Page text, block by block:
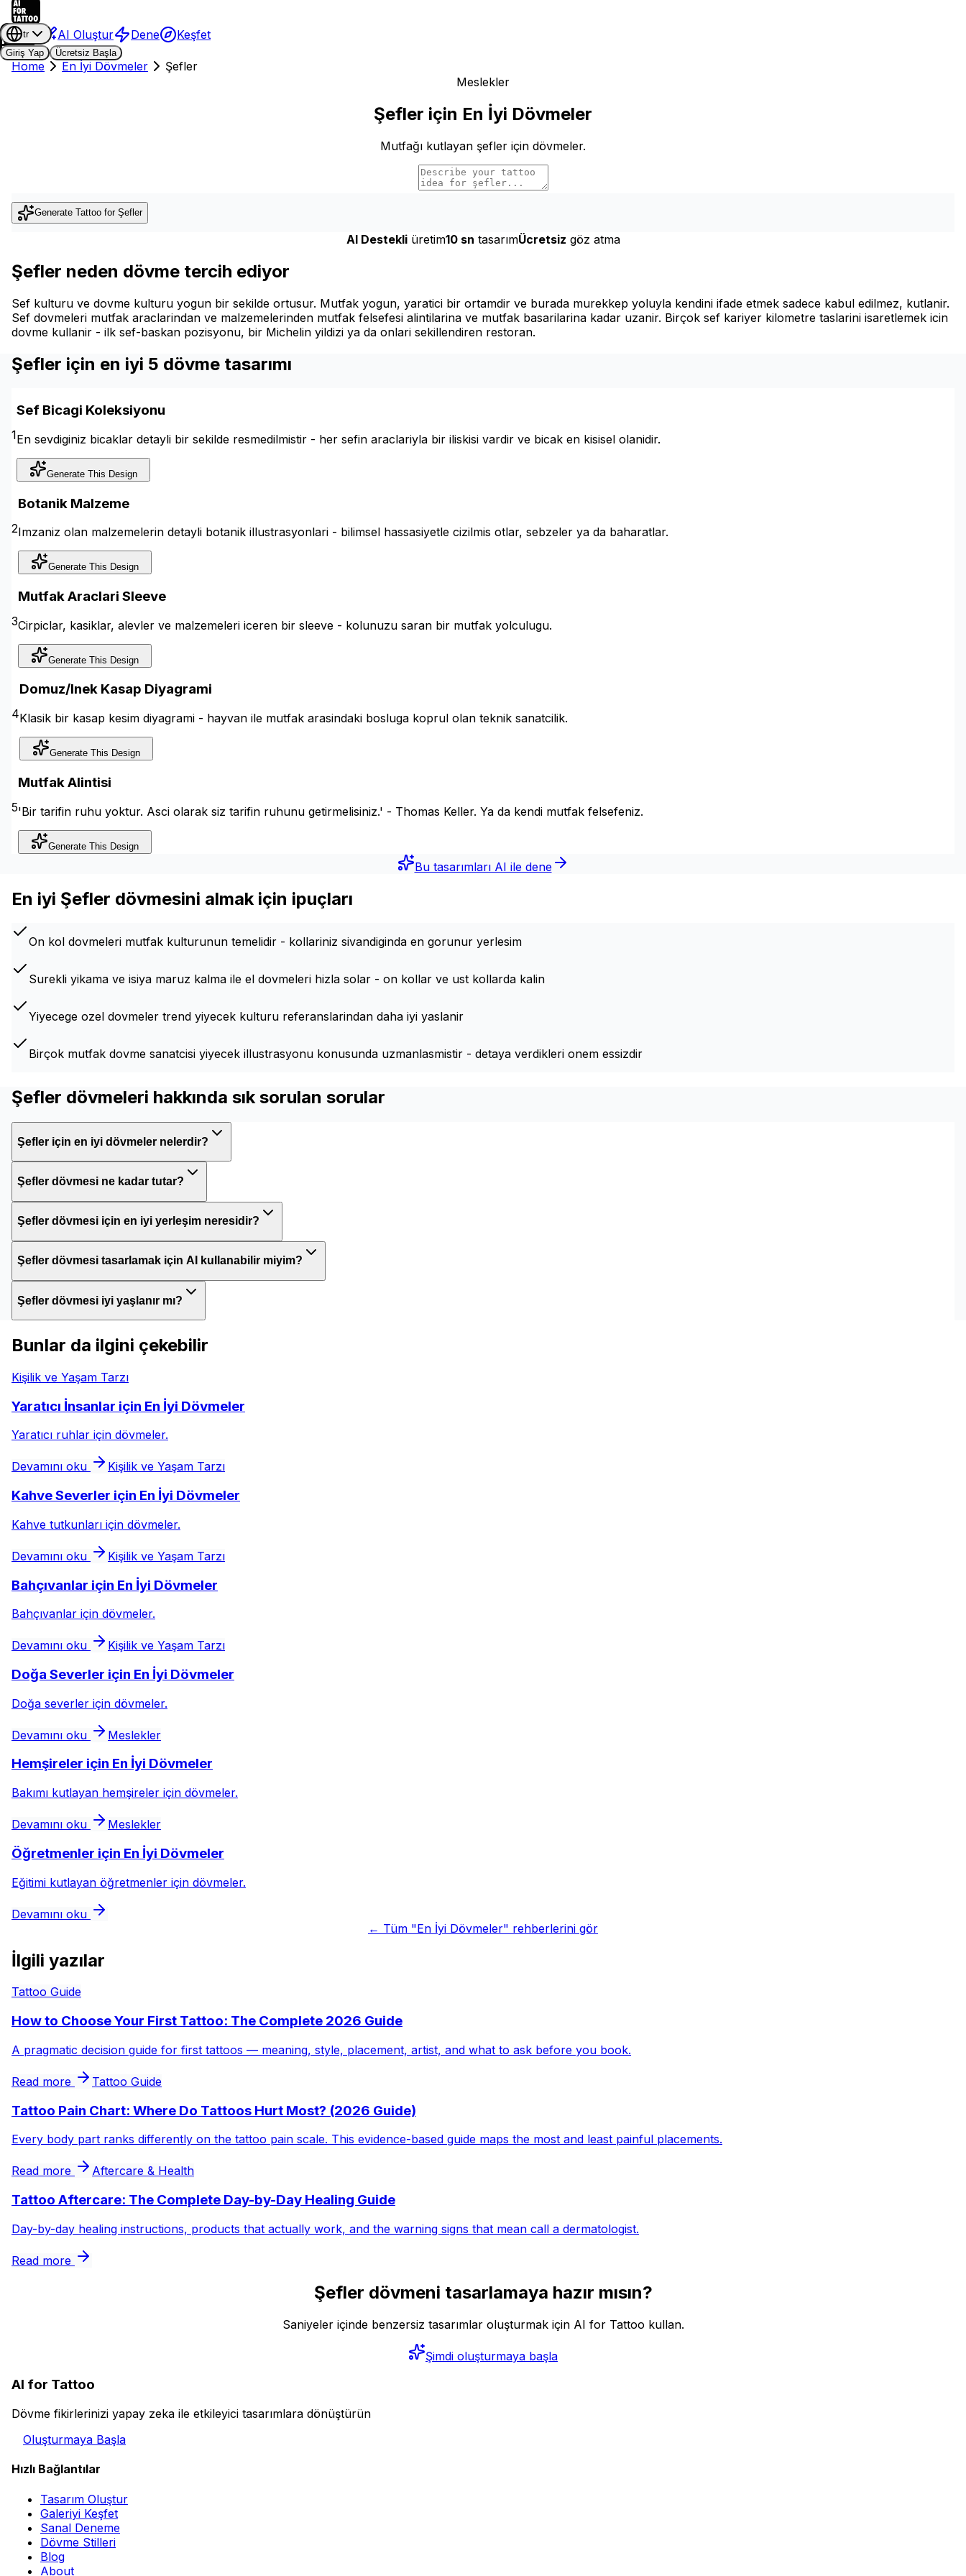
AI Oluştur Dene Keşfet
tr
Giriş Yap
Ücretsiz Başla
Home En İyi Dövmeler
Şefler
Meslekler
Şefler için En İyi Dövmeler
Mutfağı kutlayan şefler için dövmeler.
Generate Tattoo for Şefler
AI Destekli üretim10 sn tasarımÜcretsiz göz atma
Şefler neden dövme tercih ediyor
Sef kulturu ve dovme kulturu yogun bir sekilde ortusur. Mutfak yogun, yaratici bir ortamdir ve burada murekkep yoluyla kendini ifade etmek sadece kabul edilmez, kutlanir.
Sef dovmeleri mutfak araclarindan ve malzemelerinden mutfak felsefesi alintilarina ve mutfak basarilarina kadar uzanir. Birçok sef kariyer kilometre taslarini isaretlemek icin
dovme kullanir - ilk sef-baskan pozisyonu, bir Michelin yildizi ya da onlari sekillendiren restoran.
Şefler için en iyi 5 dövme tasarımı
1
Sef Bicagi Koleksiyonu
En sevdiginiz bicaklar detayli bir sekilde resmedilmistir - her sefin araclariyla bir iliskisi vardir ve bicak en kisisel olanidir.
Generate This Design
2
Botanik Malzeme
Imzaniz olan malzemelerin detayli botanik illustrasyonlari - bilimsel hassasiyetle cizilmis otlar, sebzeler ya da baharatlar.
Generate This Design
3
Mutfak Araclari Sleeve
Cirpiclar, kasiklar, alevler ve malzemeleri iceren bir sleeve - kolunuzu saran bir mutfak yolculugu.
Generate This Design
4
Domuz/Inek Kasap Diyagrami
Klasik bir kasap kesim diyagrami - hayvan ile mutfak arasindaki bosluga koprul olan teknik sanatcilik.
Generate This Design
5
Mutfak Alintisi
'Bir tarifin ruhu yoktur. Asci olarak siz tarifin ruhunu getirmelisiniz.' - Thomas Keller. Ya da kendi mutfak felsefeniz.
Generate This Design
Bu tasarımları AI ile dene
En iyi Şefler dövmesini almak için ipuçları
On kol dovmeleri mutfak kulturunun temelidir - kollariniz sivandiginda en gorunur yerlesim
Surekli yikama ve isiya maruz kalma ile el dovmeleri hizla solar - on kollar ve ust kollarda kalin
Yiyecege ozel dovmeler trend yiyecek kulturu referanslarindan daha iyi yaslanir
Birçok mutfak dovme sanatcisi yiyecek illustrasyonu konusunda uzmanlasmistir - detaya verdikleri onem essizdir
Şefler dövmeleri hakkında sık sorulan sorular
Şefler için en iyi dövmeler nelerdir?
Şefler dövmesi ne kadar tutar?
Şefler dövmesi için en iyi yerleşim neresidir?
Şefler dövmesi tasarlamak için AI kullanabilir miyim?
Şefler dövmesi iyi yaşlanır mı?
Bunlar da ilgini çekebilir
Kişilik ve Yaşam Tarzı
Yaratıcı İnsanlar için En İyi Dövmeler
Yaratıcı ruhlar için dövmeler.
Devamını oku Kişilik ve Yaşam Tarzı
Kahve Severler için En İyi Dövmeler
Kahve tutkunları için dövmeler.
Devamını oku Kişilik ve Yaşam Tarzı
Bahçıvanlar için En İyi Dövmeler
Bahçıvanlar için dövmeler.
Devamını oku Kişilik ve Yaşam Tarzı
Doğa Severler için En İyi Dövmeler
Doğa severler için dövmeler.
Devamını oku Meslekler
Hemşireler için En İyi Dövmeler
Bakımı kutlayan hemşireler için dövmeler.
Devamını oku Meslekler
Öğretmenler için En İyi Dövmeler
Eğitimi kutlayan öğretmenler için dövmeler.
Devamını oku
← Tüm "En İyi Dövmeler" rehberlerini gör
İlgili yazılar
Tattoo Guide
How to Choose Your First Tattoo: The Complete 2026 Guide
A pragmatic decision guide for first tattoos — meaning, style, placement, artist, and what to ask before you book.
Read more Tattoo Guide
Tattoo Pain Chart: Where Do Tattoos Hurt Most? (2026 Guide)
Every body part ranks differently on the tattoo pain scale. This evidence-based guide maps the most and least painful placements.
Read more Aftercare & Health
Tattoo Aftercare: The Complete Day-by-Day Healing Guide
Day-by-day healing instructions, products that actually work, and the warning signs that mean call a dermatologist.
Read more
Şefler dövmeni tasarlamaya hazır mısın?
Saniyeler içinde benzersiz tasarımlar oluşturmak için AI for Tattoo kullan.
Şimdi oluşturmaya başla
AI for Tattoo
Dövme fikirlerinizi yapay zeka ile etkileyici tasarımlara dönüştürün
Oluşturmaya Başla
Hızlı Bağlantılar
Tasarım Oluştur
Galeriyi Keşfet
Sanal Deneme
Dövme Stilleri
Blog
About